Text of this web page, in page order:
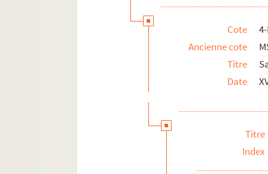
Cote
Ancienne cote
Titre
Date
Titre
Index